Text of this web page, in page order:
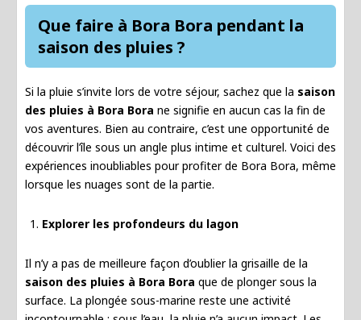
Que faire à Bora Bora pendant la
saison des pluies ?
Si la pluie s’invite lors de votre séjour, sachez que la saison
des pluies à Bora Bora ne signifie en aucun cas la fin de
vos aventures. Bien au contraire, c’est une opportunité de
découvrir l’île sous un angle plus intime et culturel. Voici des
expériences inoubliables pour profiter de Bora Bora, même
lorsque les nuages sont de la partie.
Explorer les profondeurs du lagon
Il n’y a pas de meilleure façon d’oublier la grisaille de la
saison des pluies à Bora Bora que de plonger sous la
surface. La plongée sous-marine reste une activité